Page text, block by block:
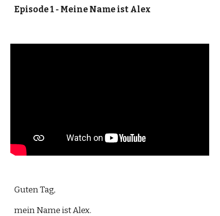
Episode 1 - Meine Name ist Alex
Guten Tag,
mein Name ist Alex.